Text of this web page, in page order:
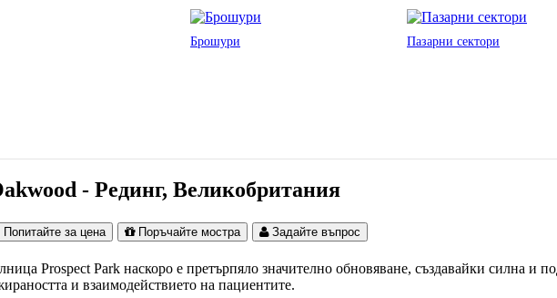
Брошури Пазарни сектори
- Рединг, Великобритания
Попитайте за цена Поръчайте мостра Задайте въпрос
Prospect Park наскоро е претърпяло значително обновяване, създавайки силна и
и взаимодействието на пациентите.